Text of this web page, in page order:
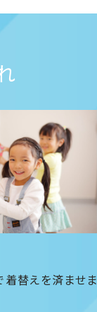
着替えを済ませま